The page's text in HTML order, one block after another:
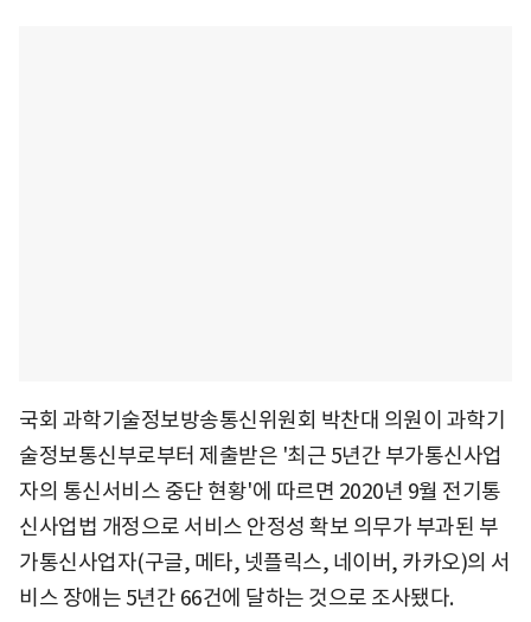
국회 과학기술정보방송통신위원회 박찬대 의원이 과학기
술정보통신부로부터 제출받은 '최근 5년간 부가통신사업
자의 통신서비스 중단 현황'에 따르면 2020년 9월 전기통
신사업법 개정으로 서비스 안정성 확보 의무가 부과된 부
가통신사업자(구글, 메타, 넷플릭스, 네이버, 카카오)의 서
비스 장애는 5년간 66건에 달하는 것으로 조사됐다.